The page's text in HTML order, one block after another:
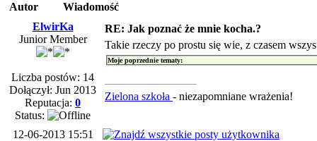
Autor
Wiadomość
ElwirKa
Junior Member
Liczba postów: 14
Dołączył: Jun 2013
Reputacja: 0
Status:
RE: Jak poznać że mnie kocha.?
Takie rzeczy po prostu się wie, z czasem
Moje poprzednie tematy:
Zielona szkoła - niezapomniane wrażenia!
12-06-2013 15:51